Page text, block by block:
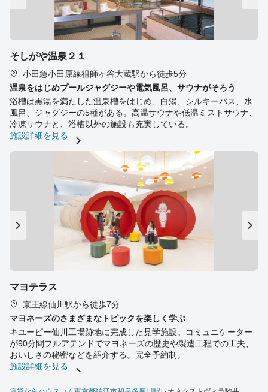
そしがや温泉２１
小田急小田原線祖師ヶ谷大蔵駅から徒歩5分
温泉をはじめプールジャグジーや電気風呂、サウナがそろう
浴槽は黒湯を満たした温泉槽をはじめ、白湯、シルキーバス、水
風呂、ジャグジーの5種がある。高温サウナや低温ミストサウナ、
冷凍サウナと、浴槽以外の施設も充実している。
施設詳細を見る
マヨテラス
京王線仙川駅から徒歩7分
マヨネーズのさまざまなトピックを楽しく学ぶ
キユーピー仙川工場跡地に完成した見学施設。コミュニケーター
が90分間フルアテンドでマヨネーズの歴史や製造工程での工夫、
おいしさの秘密などを紹介する。完全予約制。
施設詳細を見る